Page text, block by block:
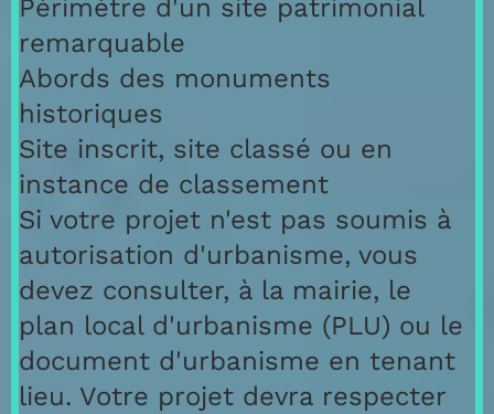
Périmètre d'un site patrimonial
remarquable
Abords des monuments
historiques
Site inscrit, site classé ou en
instance de classement
Si votre projet n'est pas soumis à
autorisation d'urbanisme, vous
devez consulter, à la mairie, le
plan local d'urbanisme (PLU) ou le
document d'urbanisme en tenant
lieu. Votre projet devra respecter